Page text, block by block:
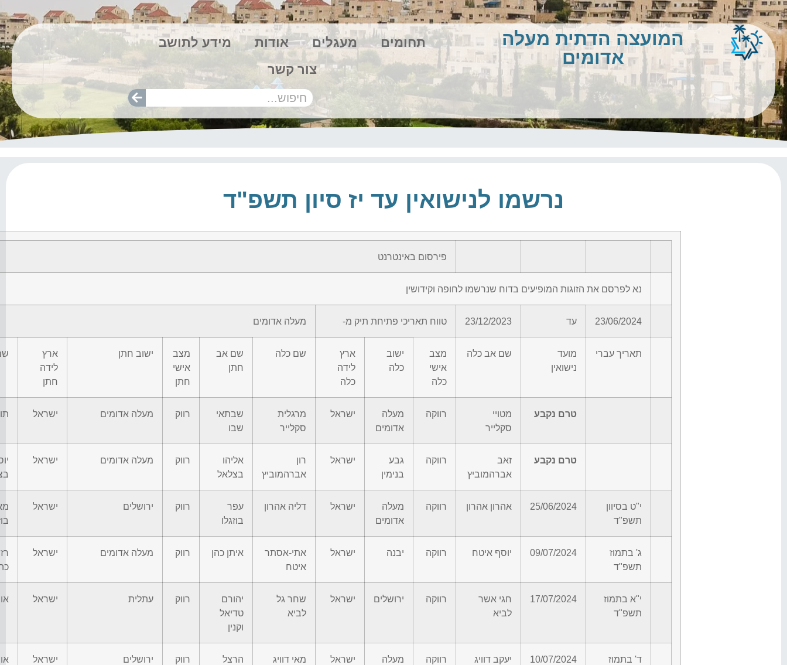
המועצה הדתית מעלה
אדומים
תחומים מעגלים אודות
מידע לתושב
צור קשר
נרשמו לנישואין עד יז סיון תשפ"ד
פירסום באינטרנט
נא לפרסם את הזוגות המופיעים בדוח שנרשמו לחופה וקידושין
23/06/2024 עד 23/12/2023 טווח תאריכי פתיחת תיק מ- מעלה אדומים
תאריך עברי
מועד
נישואין
שם אב כלה
מצב
אישי
כלה
ישוב
כלה
ארץ
לידה
כלה
שם כלה
שם אב
חתן
מצב
אישי
חתן
ישוב חתן
ארץ
לידה
חתן
טרם נקבע
מטויי
סקלייר
רווקה
מעלה
אדומים
ישראל
מרגלית
סקלייר
שבתאי
שבו
רווק מעלה אדומים ישראל
טרם נקבע
זאב
אברהמוביץ
רווקה
גבע
בנימין
ישראל
רון
אברהמוביץ
אליהו
בצלאל
רווק מעלה אדומים ישראל
י"ט בסיוון
תשפ"ד
25/06/2024 אהרון אהרון רווקה
מעלה
אדומים
ישראל דליה אהרון
עפר
בוזגלו
רווק ירושלים ישראל
ג' בתמוז
תשפ"ד
09/07/2024 יוסף איטח רווקה יבנה ישראל
אתי-אסתר
איטח
איתן כהן רווק מעלה אדומים ישראל
י"א בתמוז
תשפ"ד
17/07/2024
חגי אשר
לביא
רווקה ירושלים ישראל
שחר גל
לביא
יהורם
טדיאל
וקנין
רווק עתלית ישראל
ד' בתמוז
10/07/2024 יעקב דוויג רווקה
מעלה
ישראל מאי דוויג
הרצל
רווק ירושלים ישראל